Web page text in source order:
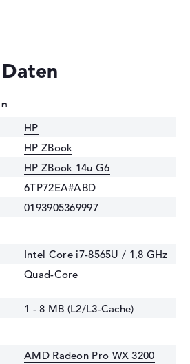
HP
HP ZBook
HP ZBook 14u G6
6TP72EA#ABD
0193905369997
Intel Core i7-8565U / 1,8 GHz
Quad-Core
1 - 8 MB (L2/L3-Cache)
AMD Radeon Pro WX 3200